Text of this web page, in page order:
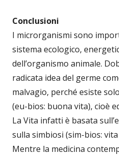
Conclusioni
I microrganismi sono
sistema ecologico,
dell’organismo animale.
radicata idea del germe
malvagio, perché esiste
(eu-bios: buona vita), cioè
La Vita infatti è basata
sulla simbiosi (sim-bios: vita
Mentre la medicina